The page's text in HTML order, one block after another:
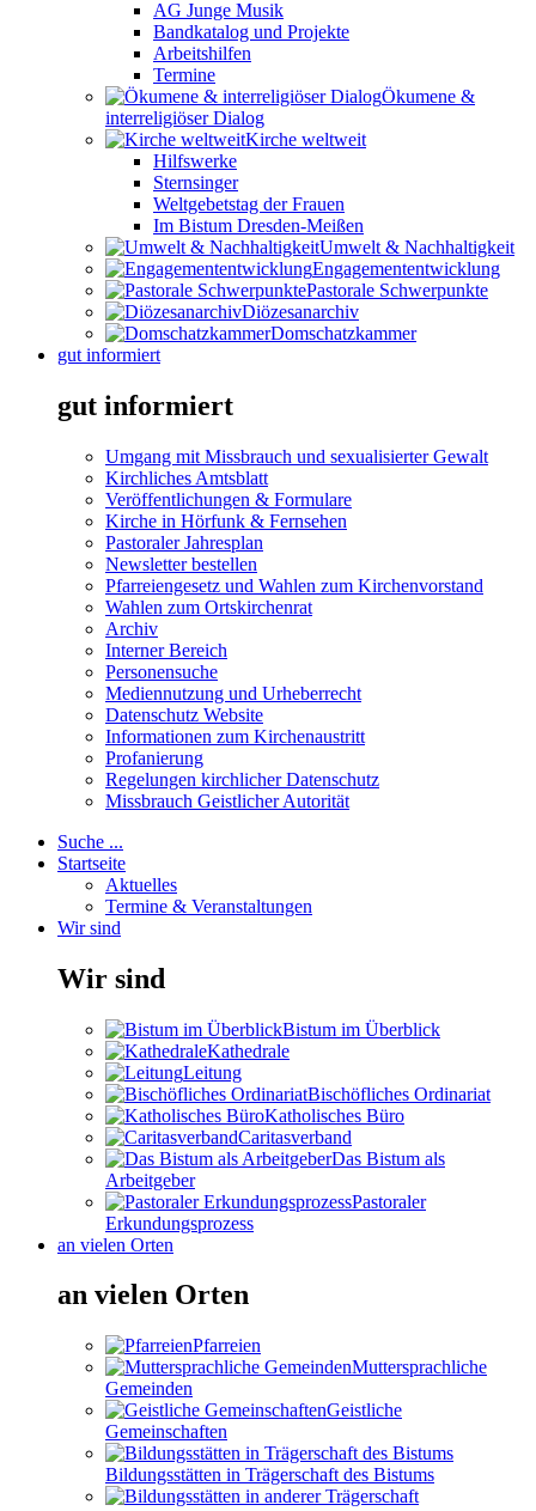
AG Junge Musik
Bandkatalog und Projekte
Arbeitshilfen
Termine
Ökumene &
interreligiöser Dialog
Kirche weltweit
Hilfswerke
Sternsinger
Weltgebetstag der Frauen
Im Bistum Dresden-Meißen
Umwelt & Nachhaltigkeit
Engagemententwicklung
Pastorale Schwerpunkte
Diözesanarchiv
Domschatzkammer
gut informiert
gut informiert
Umgang mit Missbrauch und sexualisierter Gewalt
Kirchliches Amtsblatt
Veröffentlichungen & Formulare
Kirche in Hörfunk & Fernsehen
Pastoraler Jahresplan
Newsletter bestellen
Pfarreiengesetz und Wahlen zum Kirchenvorstand
Wahlen zum Ortskirchenrat
Archiv
Interner Bereich
Personensuche
Mediennutzung und Urheberrecht
Datenschutz Website
Informationen zum Kirchenaustritt
Profanierung
Regelungen kirchlicher Datenschutz
Missbrauch Geistlicher Autorität
Suche ...
Startseite
Aktuelles
Termine & Veranstaltungen
Wir sind
Wir sind
Bistum im Überblick
Kathedrale
Leitung
Bischöfliches Ordinariat
Katholisches Büro
Caritasverband
Das Bistum als
Arbeitgeber
Pastoraler
Erkundungsprozess
an vielen Orten
an vielen Orten
Pfarreien
Muttersprachliche
Gemeinden
Geistliche
Gemeinschaften
Bildungsstätten in Trägerschaft des Bistums